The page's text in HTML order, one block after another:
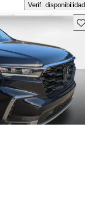
Verif. disponibilidad